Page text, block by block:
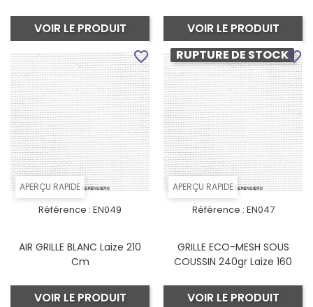
VOIR LE PRODUIT VOIR LE PRODUIT
APERÇU RAPIDE
Référence : EN049
AIR GRILLE BLANC Laize 210
Cm
VOIR LE PRODUIT
favorite_border
APERÇU RAPIDE
RUPTURE DE STOCK
Référence : EN047
GRILLE ECO-MESH SOUS
COUSSIN 240gr Laize 160
VOIR LE PRODUIT
favorite_border